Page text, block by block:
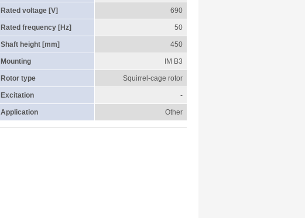
Rated voltage [V] 690
Rated frequency [Hz] 50
Shaft height [mm] 450
Mounting IM B3
Rotor type Squirrel-cage rotor
Excitation -
Application Other